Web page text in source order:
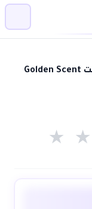
★ ★